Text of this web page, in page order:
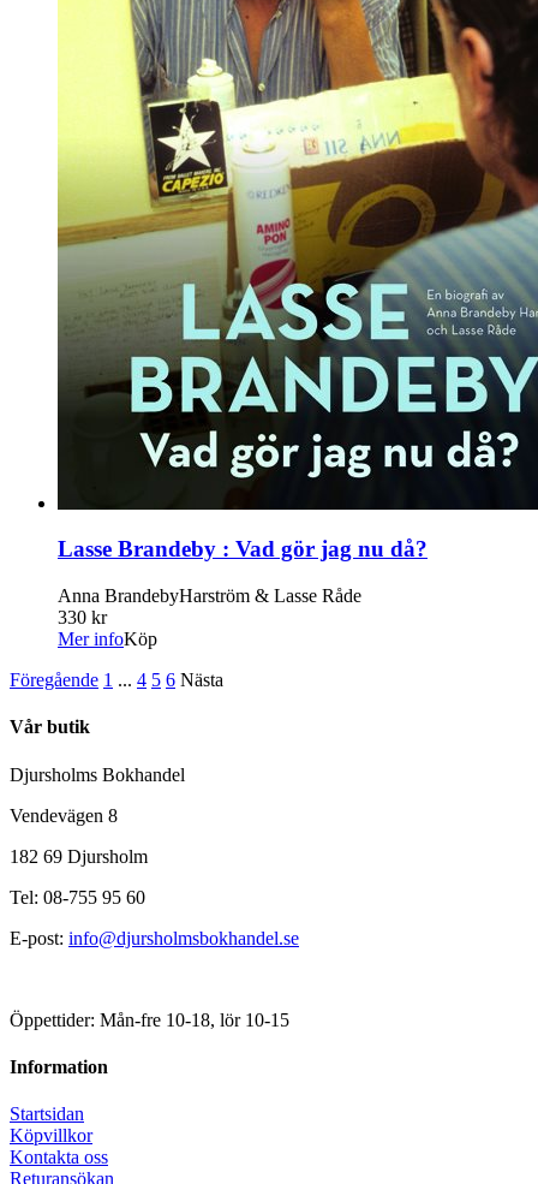
Lasse Brandeby : Vad gör jag nu då?
Anna BrandebyHarström & Lasse Råde
330 kr
Mer infoKöp
Föregående 1 ... 4 5 6 Nästa
Vår butik
Djursholms Bokhandel
Vendevägen 8
182 69 Djursholm
Tel: 08-755 95 60
E-post: info@djursholmsbokhandel.se
Öppettider: Mån-fre 10-18, lör 10-15
Information
Startsidan
Köpvillkor
Kontakta oss
Returansökan